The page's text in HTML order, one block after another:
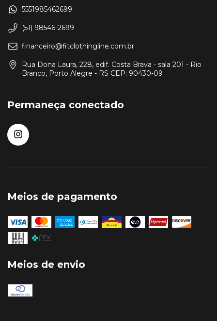
5551985462699
(51) 98546-2699
financeiro@fitclothingline.com.br
Rua Dona Laura, 228, edif. Costa Brava - sala 201 - Rio
Branco, Porto Alegre - RS CEP: 90430-09
Permaneça conectado
Meios de pagamento
Meios de envio